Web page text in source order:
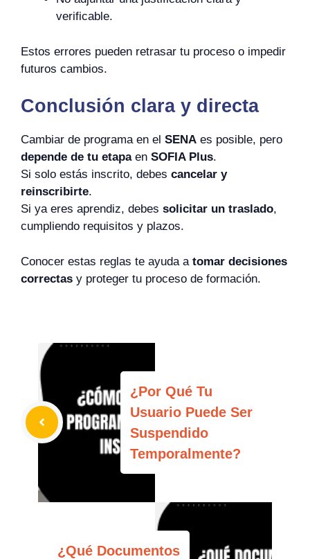
verificable.
Estos errores pueden retrasar tu proceso o impedir
futuros cambios.
Conclusión clara y directa
Cambiar de programa en el SENA es posible, pero
depende de tu etapaen SOFIA Plus.
Si solo estás inscrito, debes cancelar y
reinscribirte.
Si ya eres aprendiz, debes solicitar un traslado,
cumpliendo requisitos y plazos.
Conocer estas reglas te ayuda a tomar decisiones
correctas y proteger tu proceso de formación.
¿Por Qué Tu
Usuario Puede Ser
Suspendido
Temporalmente?
¿Qué Documentos